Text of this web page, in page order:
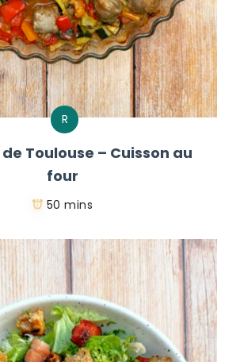
R
Toulouse – Cuisson au
four
50 mins